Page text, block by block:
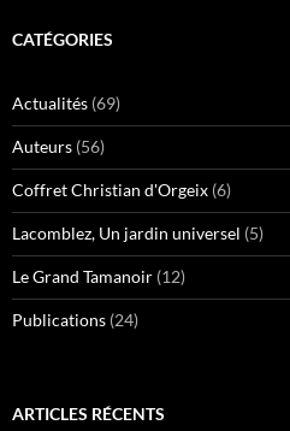
CATÉGORIES
Actualités (69)
Auteurs (56)
Coffret Christian d'Orgeix (6)
Lacomblez, Un jardin universel (5)
Le Grand Tamanoir (12)
Publications (24)
ARTICLES RÉCENTS